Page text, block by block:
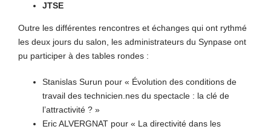
JTSE
Outre les différentes rencontres et échanges qui ont rythmé
les deux jours du salon, les administrateurs du Synpase ont
pu participer à des tables rondes :
Stanislas Surun pour « Évolution des conditions de
travail des technicien.nes du spectacle : la clé de
l’attractivité ? »
Eric ALVERGNAT pour « La directivité dans les